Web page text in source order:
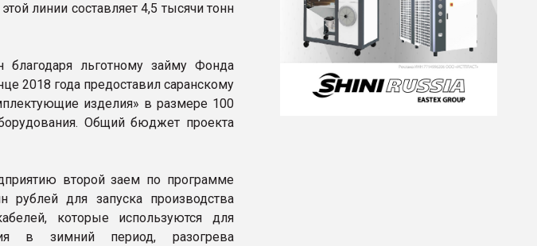
линии составляет 4,5 тысячи тонн
льготному займу Фонда
2018 года предоставил саранскому
изделия» в размере 100
Общий бюджет проекта
второй заем по программе
для запуска производства
которые используются для
в зимний период, разогрева